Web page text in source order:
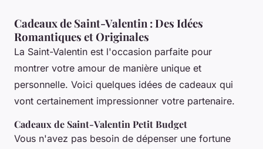
Cadeaux de Saint-Valentin : Des Idées
Romantiques et Originales
La Saint-Valentin est l'occasion parfaite pour
montrer votre amour de manière unique et
personnelle. Voici quelques idées de cadeaux qui
vont certainement impressionner votre partenaire.
Cadeaux de Saint-Valentin Petit Budget
Vous n'avez pas besoin de dépenser une fortune